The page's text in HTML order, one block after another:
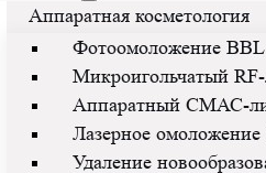
Аппаратная косметология
Фотоомоложение BBL
Микроигольчатый
Аппаратный СМАС-
Лазерное
Удаление